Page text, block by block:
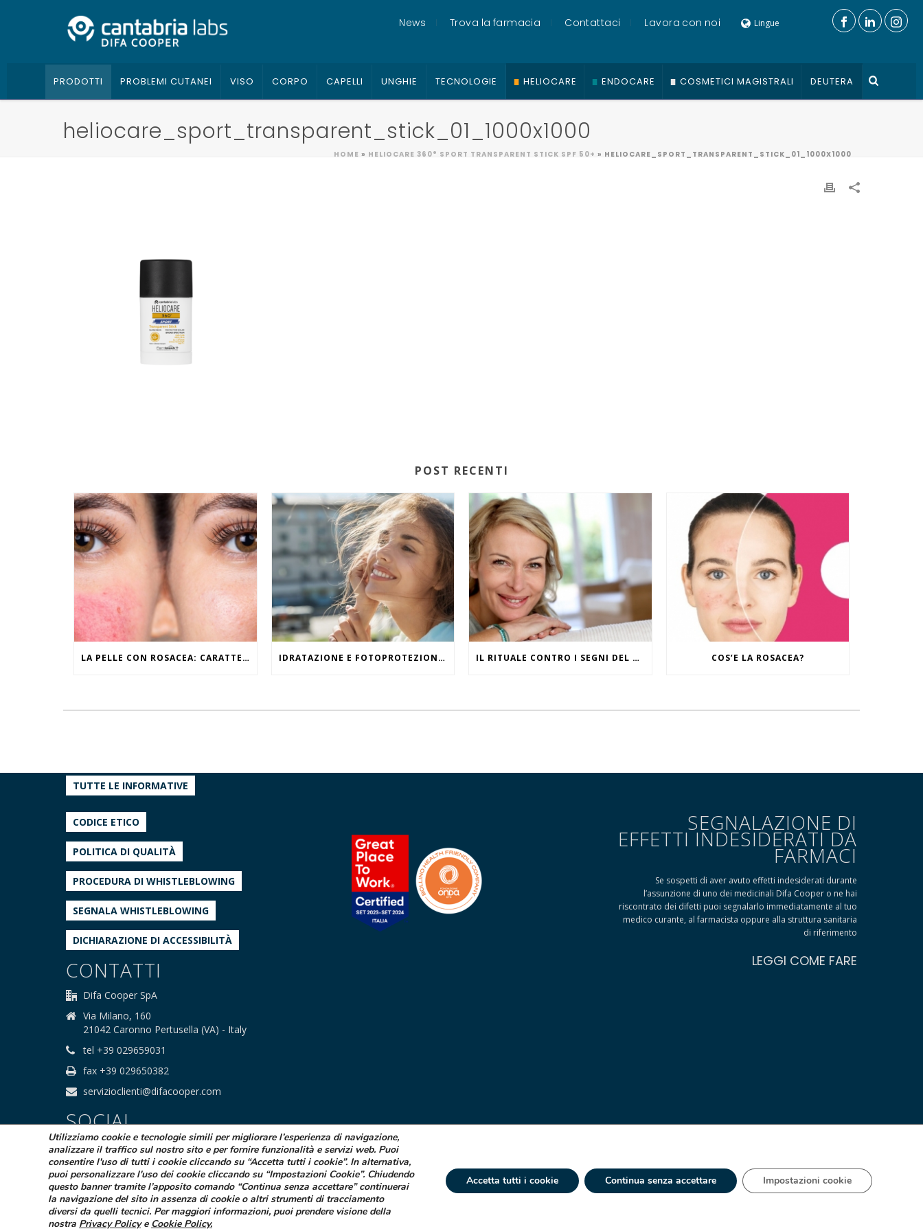
News Trova la farmacia Contattaci Lavora con noi Lingue
PRODOTTI PROBLEMI CUTANEI VISO CORPO CAPELLI UNGHIE TECNOLOGIE HELIOCARE ENDOCARE COSMETICI MAGISTRALI DEUTERA
heliocare_sport_transparent_stick_01_1000x1000
HOME » HELIOCARE 360° SPORT TRANSPARENT STICK SPF 50+ » HELIOCARE_SPORT_TRANSPARENT_STICK_01_1000X1000
POST RECENTI
LA PELLE CON ROSACEA: CARATTERISTICHE ED EFFETTI DEL CALDO IDRATAZIONE E FOTOPROTEZIONE, WHAT ELSE? IL RITUALE CONTRO I SEGNI DEL TEMPO COS’E LA ROSACEA?
TUTTE LE INFORMATIVE
CODICE ETICO
POLITICA DI QUALITÀ
PROCEDURA DI WHISTLEBLOWING
SEGNALA WHISTLEBLOWING
DICHIARAZIONE DI ACCESSIBILITÀ
CONTATTI
Difa Cooper SpA
Via Milano, 160
21042 Caronno Pertusella (VA) - Italy
tel +39 029659031
fax +39 029650382
servizioclienti@difacooper.com
SOCIAL
SEGNALAZIONE DI
EFFETTI INDESIDERATI DA
FARMACI
Se sospetti di aver avuto effetti indesiderati durante
l’assunzione di uno dei medicinali Difa Cooper o ne hai
riscontrato dei difetti puoi segnalarlo immediatamente al tuo
medico curante, al farmacista oppure alla struttura sanitaria
di riferimento
LEGGI COME FARE
© 2025 Difa Cooper SpA - Capitale Sociale € 750.000 i.v. Socio Unico | R.E.A. (VA) 129020 - C.F. P. IVA e Reg. Impr. (VA) - IT 00334560125 Estero Mecc. (VA) 018393
Società soggetta ad attività di direzione e coordinamento di Industrial Farmacéutical Cantabria S.A. España
Utilizziamo cookie e tecnologie simili per migliorare l’esperienza di navigazione,
analizzare il traffico sul nostro sito e per fornire funzionalità e servizi web. Puoi
consentire l'uso di tutti i cookie cliccando su “Accetta tutti i cookie”. In alternativa,
puoi personalizzare l'uso dei cookie cliccando su “Impostazioni Cookie”. Chiudendo
questo banner tramite l’apposito comando “Continua senza accettare” continuerai
la navigazione del sito in assenza di cookie o altri strumenti di tracciamento
diversi da quelli tecnici. Per maggiori informazioni, puoi prendere visione della
nostra Privacy Policye Cookie Policy.
Accetta tutti i cookie Continua senza accettare Impostazioni cookie